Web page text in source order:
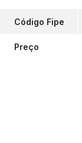
Código Fipe
Preço